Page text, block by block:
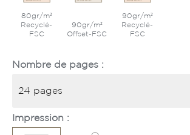
80gr/m²
Recyclé-
FSC
90gr/m²
Offset-FSC
90gr/m²
Recyclé-
FSC
Nombre de pages :
Impression :